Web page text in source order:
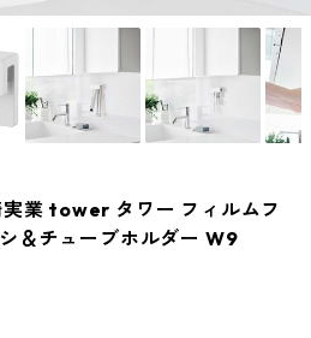
業 tower タワー フィルムフ
＆チューブホルダー W9